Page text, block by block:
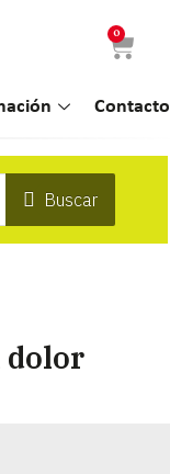
0
Contacto
Buscar
dolor